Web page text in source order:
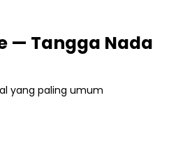
— Tangga Nada
yang paling umum